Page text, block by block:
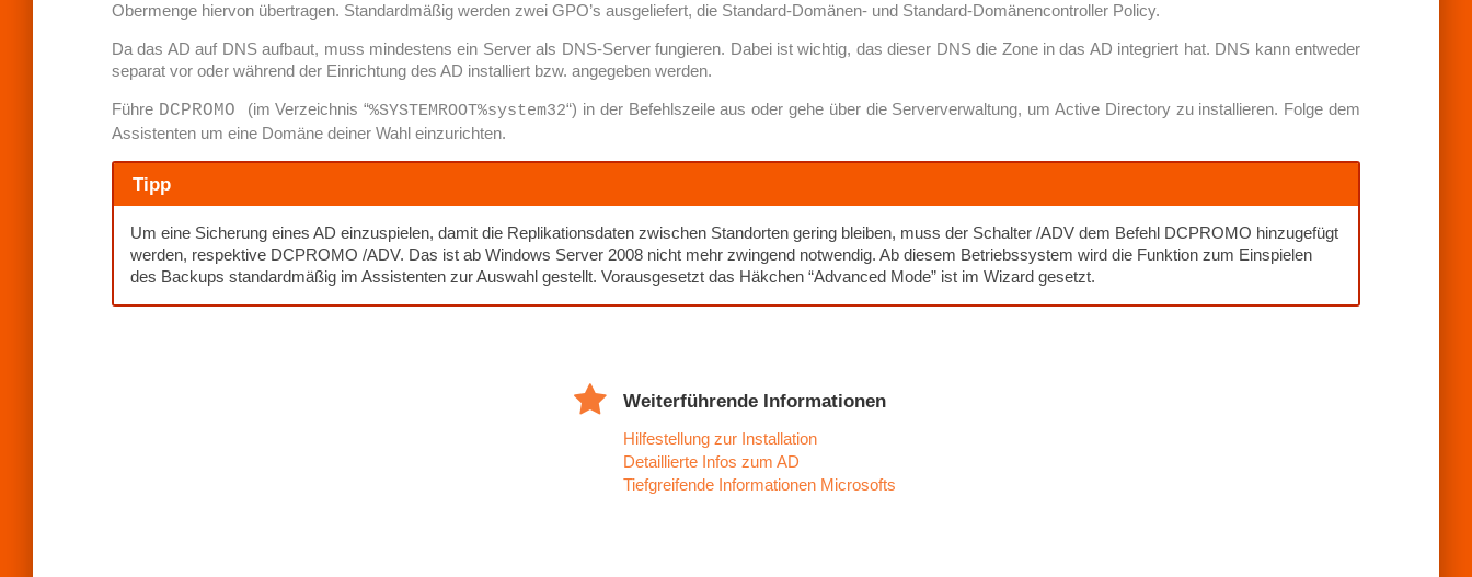
Obermenge hiervon übertragen. Standardmäßig werden zwei GPO’s ausgeliefert, die Standard-Domänen- und Standard-Domänencontroller Policy.
Da das AD auf DNS aufbaut, muss mindestens ein Server als DNS-Server fungieren. Dabei ist wichtig, das dieser DNS die Zone in das AD integriert hat. DNS kann entweder
separat vor oder während der Einrichtung des AD installiert bzw. angegeben werden.
Führe DCPROMO (im Verzeichnis “%SYSTEMROOT%system32“) in der Befehlszeile aus oder gehe über die Serververwaltung, um Active Directory zu installieren. Folge dem
Assistenten um eine Domäne deiner Wahl einzurichten.
Tipp
Um eine Sicherung eines AD einzuspielen, damit die Replikationsdaten zwischen Standorten gering bleiben, muss der Schalter /ADV dem Befehl DCPROMO hinzugefügt
werden, respektive DCPROMO /ADV. Das ist ab Windows Server 2008 nicht mehr zwingend notwendig. Ab diesem Betriebssystem wird die Funktion zum Einspielen
des Backups standardmäßig im Assistenten zur Auswahl gestellt. Vorausgesetzt das Häkchen “Advanced Mode” ist im Wizard gesetzt.
Weiterführende Informationen
Hilfestellung zur Installation
Detaillierte Infos zum AD
Tiefgreifende Informationen Microsofts